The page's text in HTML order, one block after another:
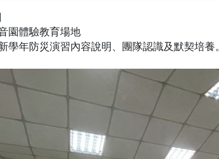
園體驗教育場地
學年防災演習內容說明、團隊認識及默契培養。